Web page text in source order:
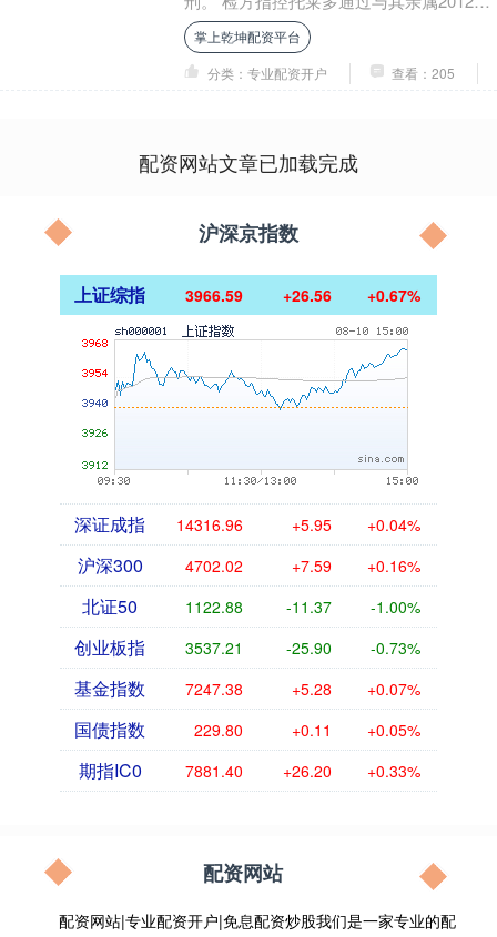
在哥斯达黎加设立的公司处理不明资金，
将....
掌上乾坤配资平台
分类：专业配资开户
查看：205
配资网站文章已加载完成
沪深京指数
上证综指 3966.59 +26.56 +0.67%
深证成指 14316.96 +5.95 +0.04%
沪深300 4702.02 +7.59 +0.16%
北证50 1122.88 -11.37 -1.00%
创业板指 3537.21 -25.90 -0.73%
基金指数 7247.38 +5.28 +0.07%
国债指数 229.80 +0.11 +0.05%
期指IC0 7881.40 +26.20 +0.33%
配资网站
配资网站|专业配资开户|免息配资炒股我们是一家专业的配